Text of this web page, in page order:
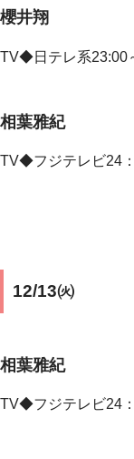
櫻井翔
TV◆日テレ系23:00
相葉雅紀
TV◆フジテレビ24
12/13㈫
相葉雅紀
TV◆フジテレビ24